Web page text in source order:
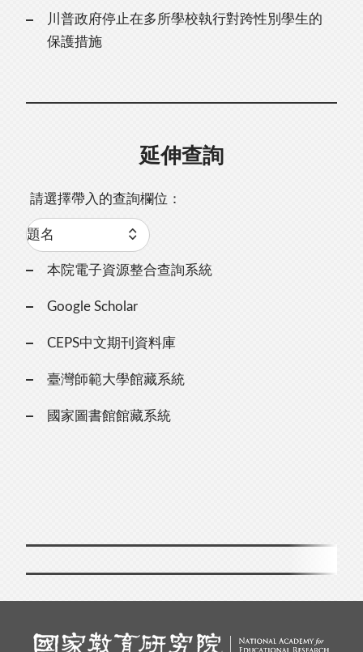
川普政府停止在多所學校執行對跨性別學生的
保護措施
延伸查詢
請選擇帶入的查詢欄位：
本院電子資源整合查詢系統
Google Scholar
CEPS中文期刊資料庫
臺灣師範大學館藏系統
國家圖書館館藏系統